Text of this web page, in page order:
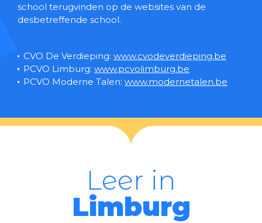
school terugvinden op de websites van de
desbetreffende school.
CVO De Verdieping: www.cvodeverdieping.be
PCVO Limburg: www.pcvolimburg.be
PCVO Moderne Talen: www.modernetalen.be
Leer in
Limburg